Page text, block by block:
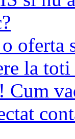
oferta
la
Cum